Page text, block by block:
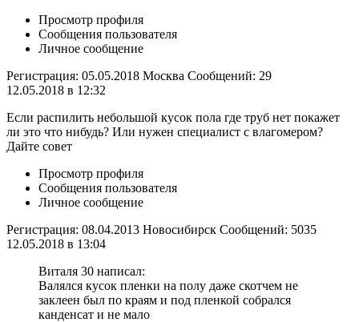
Просмотр профиля
Сообщения пользователя
Личное сообщение
Регистрация: 05.05.2018 Москва Сообщений: 29
12.05.2018 в 12:32
Если распилить небольшой кусок пола где труб нет покажет
ли это что нибудь? Или нужен специалист с влагомером?
Дайте совет
Просмотр профиля
Сообщения пользователя
Личное сообщение
Регистрация: 08.04.2013 Новосибирск Сообщений: 5035
12.05.2018 в 13:04
Виталя 30 написал:
Валялся кусок пленки на полу даже скотчем не
заклеен был по краям и под пленкой собрался
канденсат и не мало